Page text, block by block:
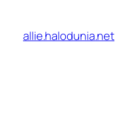
konten
allie.halodunia.net